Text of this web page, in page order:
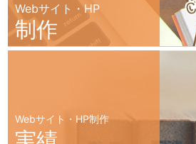
Webサイト・HP
制作
Webサイト・HP制作